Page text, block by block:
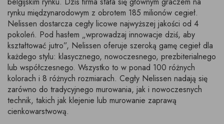
rynku międzynarodowym z obrotem 185 milionów cegieł.
Nelissen dostarcza cegły licowe najwyższej jakości od 4
pokoleń. Pod hasłem „wprowadzaj innowacje dziś, aby
kształtować jutro”, Nelissen oferuje szeroką gamę cegieł dla
każdego stylu: klasycznego, nowoczesnego, prezbiterialnego
lub współczesnego. Wszystko to w ponad 100 różnych
kolorach i 8 różnych rozmiarach. Cegły Nelissen nadają się
zarówno do tradycyjnego murowania, jak i nowoczesnych
technik, takich jak klejenie lub murowanie zaprawą
cienkowarstwową.